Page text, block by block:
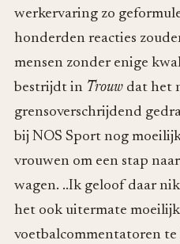
werkervaring zo
honderden reacties
mensen zonder enige
bestrijdt in Trouw dat het
grensoverschrijdend
bij NOS Sport nog
vrouwen om een stap
wagen. ..Ik geloof daar
het ook uitermate
voetbalcommentatoren te